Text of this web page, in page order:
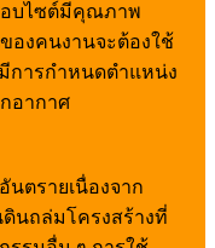
อบไซต์มีคุณภาพ
งคนงานจะต้องใช้
การกำหนดตำแหน่ง
อากาศ
นตรายเนื่องจาก
นถล่มโครงสร้างที่